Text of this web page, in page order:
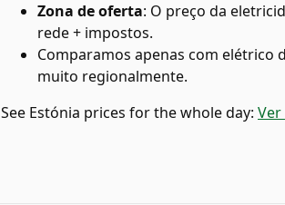
Zona de oferta: O preço da
rede + impostos.
Comparamos apenas com
muito regionalmente.
See Estónia prices for the whole day: